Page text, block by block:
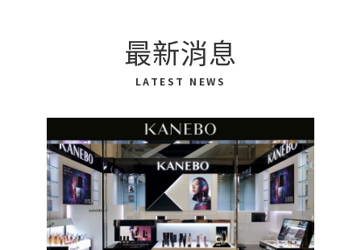
最新消息
LATEST NEWS